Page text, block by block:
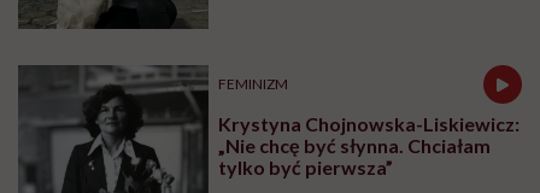
FEMINIZM
Krystyna Chojnowska-Liskiewicz:
„Nie chcę być słynna. Chciałam
tylko być pierwsza”